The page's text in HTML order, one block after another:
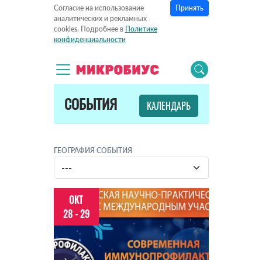
Согласие на использование
аналитических и рекламных
cookies. Подробнее в Политике
конфиденциальности
Принять
СОБЫТИЯ КАЛЕНДАРЬ
ГЕОГРАФИЯ СОБЫТИЯ
ОКТ
28 - 29